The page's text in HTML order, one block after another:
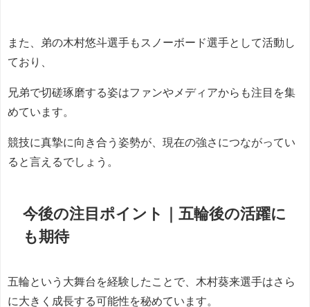
また、弟の木村悠斗選手もスノーボード選手として活動し
ており、
兄弟で切磋琢磨する姿はファンやメディアからも注目を集
めています。
競技に真摯に向き合う姿勢が、現在の強さにつながってい
ると言えるでしょう。
今後の注目ポイント｜五輪後の活躍に
も期待
五輪という大舞台を経験したことで、木村葵来選手はさら
に大きく成長する可能性を秘めています。